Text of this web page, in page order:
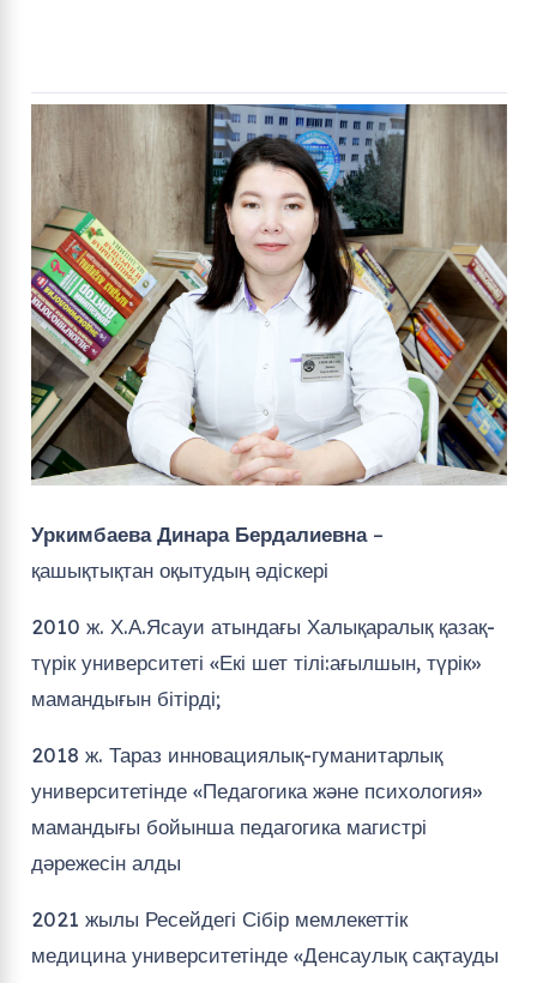
Уркимбаева Динара Бердалиевна–
қашықтықтан оқытудың әдіскері
2010 ж. Х.А.Ясауи атындағы Халықаралық қазақ-
түрік университеті «Екі шет тілі:ағылшын, түрік»
мамандығын бітірді;
2018 ж. Тараз инновациялық-гуманитарлық
университетінде «Педагогика және психология»
мамандығы бойынша педагогика магистрі
дәрежесін алды
2021 жылы Ресейдегі Сібір мемлекеттік
медицина университетінде «Денсаулық сақтауды